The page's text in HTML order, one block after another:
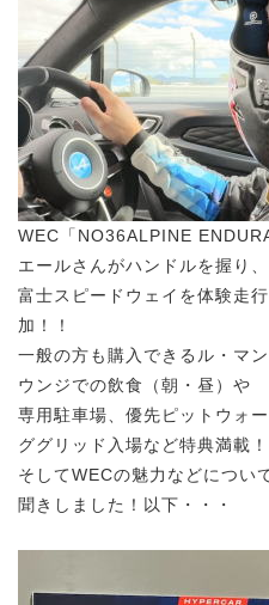
WEC「NO36ALPINE
エールさんがハンドルを握り、
富士スピードウェイを体験走
加！！
一般の方も購入できるル・マ
ウンジでの飲食（朝・昼）や
専用駐車場、優先ピットウォ
ググリッド入場など特典満載！
そしてWECの魅力などについ
聞きしました！以下・・・